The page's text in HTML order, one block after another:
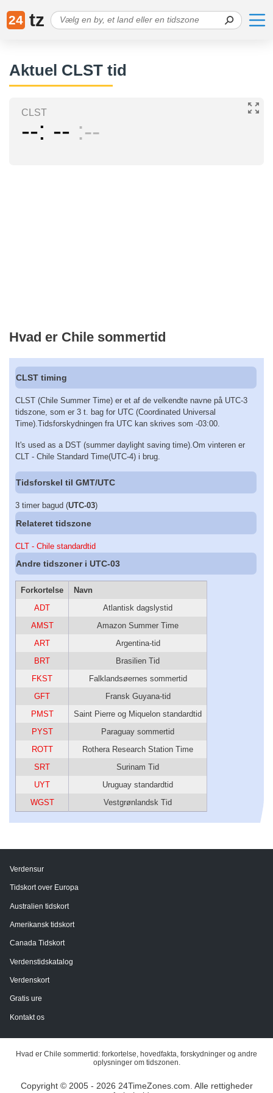
24 tz
Aktuel CLST tid
CLST
-- -- --
Hvad er Chile sommertid
CLST timing
CLST (Chile Summer Time) er et af de velkendte navne på UTC-3
tidszone, som er 3 t. bag for UTC (Coordinated Universal
Time).Tidsforskydningen fra UTC kan skrives som -03:00.
It's used as a DST (summer daylight saving time).Om vinteren er
CLT - Chile Standard Time(UTC-4) i brug.
Tidsforskel til GMT/UTC
3 timer bagud (UTC-03)
Relateret tidszone
CLT - Chile standardtid
Andre tidszoner i UTC-03
Forkortelse
Navn
ADT
Atlantisk dagslystid
AMST
Amazon Summer Time
ART
Argentina-tid
BRT
Brasilien Tid
FKST
Falklandsøernes sommertid
GFT
Fransk Guyana-tid
PMST
Saint Pierre og Miquelon standardtid
PYST
Paraguay sommertid
ROTT
Rothera Research Station Time
SRT
Surinam Tid
UYT
Uruguay standardtid
WGST
Vestgrønlandsk Tid
Verdensur
Tidskort over Europa
Australien tidskort
Amerikansk tidskort
Canada Tidskort
Verdenstidskatalog
Verdenskort
Gratis ure
Kontakt os
Hvad er Chile sommertid: forkortelse, hovedfakta, forskydninger og andre
oplysninger om tidszonen.
Copyright © 2005 - 2026 24TimeZones.com. Alle rettigheder